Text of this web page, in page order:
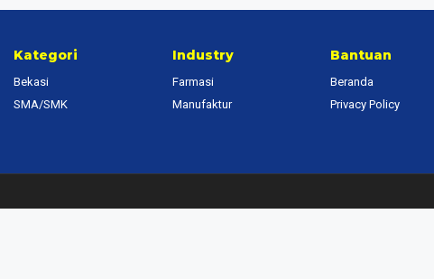
Kategori
Bekasi
SMA/SMK
Industry
Farmasi
Manufaktur
Bantuan
Beranda
Privacy Policy